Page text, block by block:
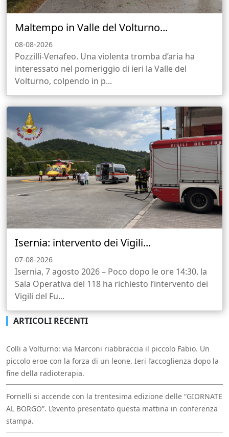
Maltempo in Valle del Volturno...
08-08-2026
Pozzilli-Venafeo. Una violenta tromba d’aria ha
interessato nel pomeriggio di ieri la Valle del
Volturno, colpendo in p...
Isernia: intervento dei Vigili...
07-08-2026
Isernia, 7 agosto 2026 – Poco dopo le ore 14:30, la
Sala Operativa del 118 ha richiesto l’intervento dei
Vigili del Fu...
ARTICOLI RECENTI
Colli a Volturno: via Marconi riabbraccia il piccolo Fabio. Un
piccolo eroe con la forza di un leone. Ieri l’accoglienza dopo la
fine della radioterapia.
Fornelli si accende con la trentesima edizione delle “GIORNATE
AL BORGO”. L’evento presentato questa mattina in conferenza
stampa.